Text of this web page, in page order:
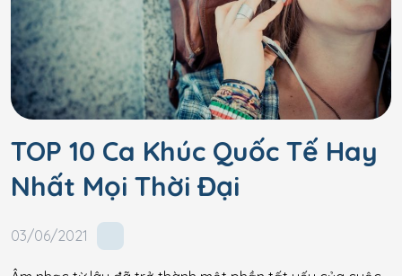
TOP 10 Ca Khúc Quốc Tế Hay
Nhất Mọi Thời Đại
03/06/2021